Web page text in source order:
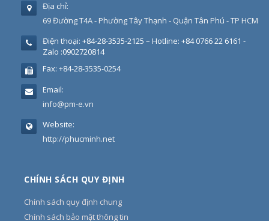
Địa chỉ:
69 Đường T4A - Phường Tây Thạnh - Quận Tân Phú - TP HCM
Điện thoại: +84-28-3535-2125 – Hotline: +84 0766 22 6161 -
Zalo :0902720814
Fax: +84-28-3535-0254
Email:
info@pm-e.vn
Website:
http://phucminh.net
CHÍNH SÁCH QUY ĐỊNH
Chính sách quy định chung
Chính sách bảo mật thông tin